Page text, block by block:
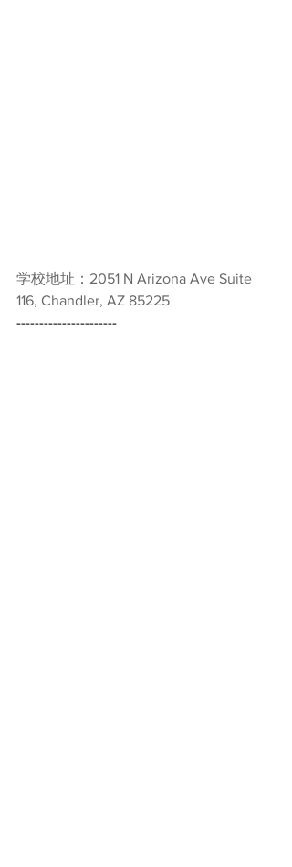
学校地址： 2051 N Arizona Ave Suite
116, Chandler, AZ 85225
----------------------